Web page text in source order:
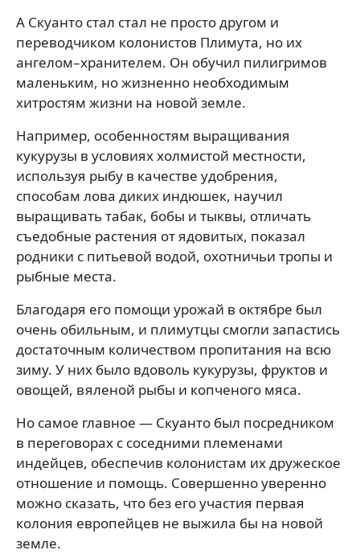
А Скуанто стал стал не просто другом и
переводчиком колонистов Плимута, но их
ангелом–хранителем. Он обучил пилигримов
маленьким, но жизненно необходимым
хитростям жизни на новой земле.
Например, особенностям выращивания
кукурузы в условиях холмистой местности,
используя рыбу в качестве удобрения,
способам лова диких индюшек, научил
выращивать табак, бобы и тыквы, отличать
съедобные растения от ядовитых, показал
родники с питьевой водой, охотничьи тропы и
рыбные места.
Благодаря его помощи урожай в октябре был
очень обильным, и плимутцы смогли запастись
достаточным количеством пропитания на всю
зиму. У них было вдоволь кукурузы, фруктов и
овощей, вяленой рыбы и копченого мяса.
Но самое главное — Скуанто был посредником
в переговорах с соседними племенами
индейцев, обеспечив колонистам их дружеское
отношение и помощь. Совершенно уверенно
можно сказать, что без его участия первая
колония европейцев не выжила бы на новой
земле.